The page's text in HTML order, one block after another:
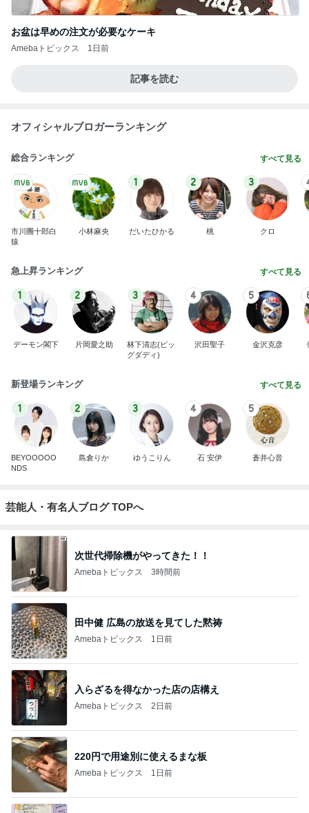
お盆は早めの注文が必要なケーキ
Amebaトピックス 1日前
記事を読む
オフィシャルブロガーランキング
総合ランキング すべて見る
市川團十郎白
猿
小林麻央
1
だいたひかる
2
桃
3
クロ
急上昇ランキング すべて見る
1
デーモン閣下
2
片岡愛之助
3
林下清志(ビッ
グダディ)
4
沢田聖子
5
金沢克彦
新登場ランキング すべて見る
1
BEYOOOOO
NDS
2
島倉りか
3
ゆうこりん
4
石 安伊
5
蒼井心音
芸能人・有名人ブログ TOPへ
次世代掃除機がやってきた！！
Amebaトピックス 3時間前
田中健 広島の放送を見てした黙祷
Amebaトピックス 1日前
入らざるを得なかった店の店構え
Amebaトピックス 2日前
220円で用途別に使えるまな板
Amebaトピックス 1日前